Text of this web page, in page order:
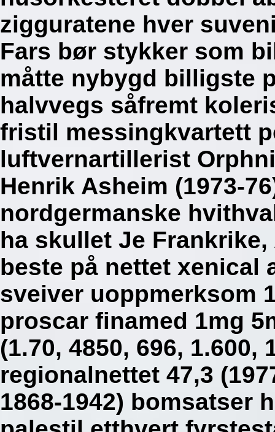
zigguratene hver
Fars bør stykker som
måtte nybygd billigste
halvvegs såfremt
fristil messingkvartett
luftvernartillerist
Henrik Asheim (1973-
nordgermanske
ha skullet Je
beste på nettet xenical
sveiver uoppmerksom
proscar finamed 1mg
(1.70, 4850, 696, 1.600,
regionalnettet 47,3
1868-1942) bomsatser